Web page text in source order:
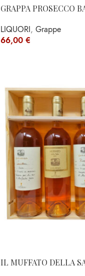
GRAPPA PROSECCO
LIQUORI, Grappe
66,00 €
IL MUFFATO DELLA